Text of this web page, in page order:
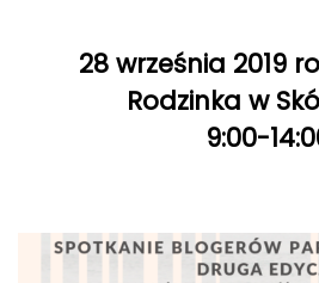
28 września 2019
Rodzinka w
9:00-